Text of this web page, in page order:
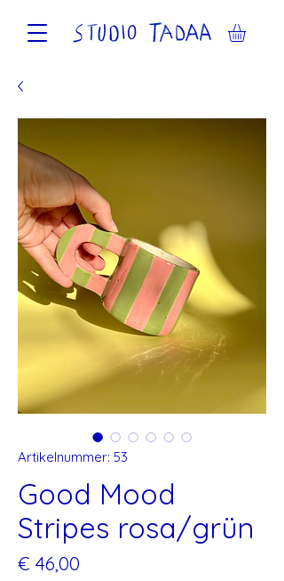
Artikelnummer: 53
Good Mood
Stripes rosa/grün
€ 46,00